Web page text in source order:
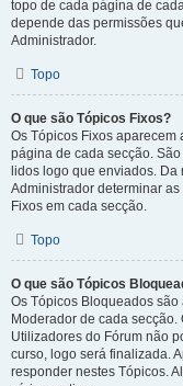
topo de cada página de
depende das permissões
Administrador.
Topo
O que são Tópicos Fixos?
Os Tópicos Fixos
página de cada secção.
lidos logo que enviados.
Administrador determinar
Fixos em cada secção.
Topo
O que são Tópicos
Os Tópicos Bloqueados
Moderador de cada
Utilizadores do Fórum não
curso, logo será finalizada.
responder nestes Tópicos.